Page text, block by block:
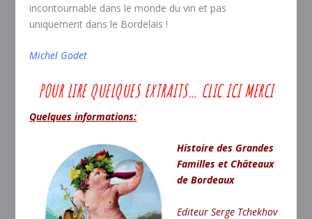
incontournable dans le monde du vin et pas
uniquement dans le Bordelais !
Michel Godet
POUR LIRE QUELQUES EXTRAITS… CLIC ICI MERCI
Quelques informations:
Histoire des Grandes
Familles et Châteaux
de Bordeaux
Editeur Serge Tchekhov